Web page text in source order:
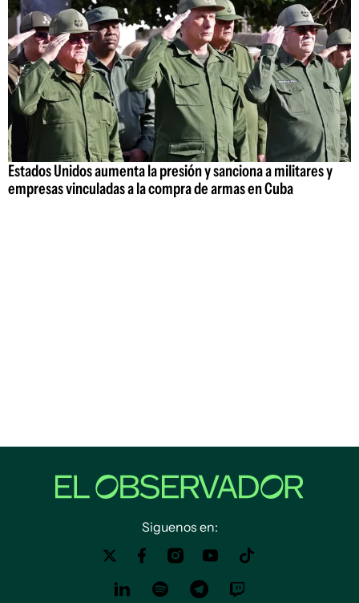
Estados Unidos aumenta la presión y sanciona a militares y
empresas vinculadas a la compra de armas en Cuba
Siguenos en: